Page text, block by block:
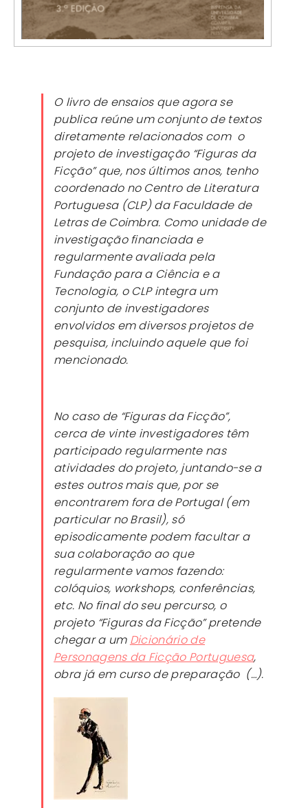
O livro de ensaios que agora se
publica reúne um conjunto de textos
diretamente relacionados com o
projeto de investigação “Figuras da
Ficção” que, nos últimos anos, tenho
coordenado no Centro de Literatura
Portuguesa (CLP) da Faculdade de
Letras de Coimbra. Como unidade de
investigação financiada e
regularmente avaliada pela
Fundação para a Ciência e a
Tecnologia, o CLP integra um
conjunto de investigadores
envolvidos em diversos projetos de
pesquisa, incluindo aquele que foi
mencionado.
No caso de “Figuras da Ficção”,
cerca de vinte investigadores têm
participado regularmente nas
atividades do projeto, juntando-se a
estes outros mais que, por se
encontrarem fora de Portugal (em
particular no Brasil), só
episodicamente podem facultar a
sua colaboração ao que
regularmente vamos fazendo:
colóquios, workshops, conferências,
etc. No final do seu percurso, o
projeto “Figuras da Ficção” pretende
chegar a um Dicionário de
Personagens da Ficção Portuguesa,
obra já em curso de preparação (…).